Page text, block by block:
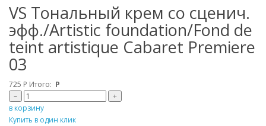
VS Tональный крем со сценич.
эфф./Artistic foundation/Fond de
teint artistique Cabaret Premiere
03
725 Р Итого: Р
–
+
в корзину
Купить в один клик